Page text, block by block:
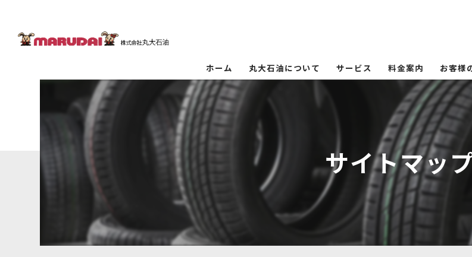
ホーム 丸大石油について サービス 料金案内 お客様
サイトマッ